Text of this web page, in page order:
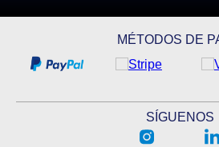
MÉTODOS DE
SÍGUENOS